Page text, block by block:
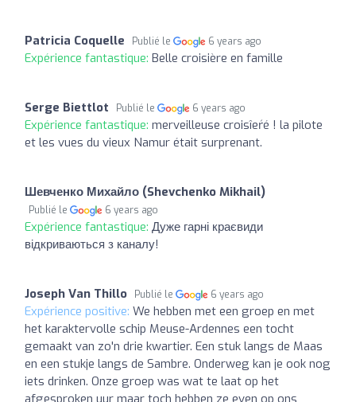
Patricia Coquelle Publié le 6 years ago
Expérience fantastique: Belle croisière en famille
Serge Biettlot Publié le 6 years ago
Expérience fantastique: merveilleuse croisîeŕé ! la pilote
et les vues du vieux Namur était surprenant.
Шевченко Михайло (Shevchenko Mikhail)
Publié le 6 years ago
Expérience fantastique: Дуже гарні краєвиди
відкриваються з каналу!
Joseph Van Thillo Publié le 6 years ago
Expérience positive: We hebben met een groep en met
het karaktervolle schip Meuse-Ardennes een tocht
gemaakt van zo'n drie kwartier. Een stuk langs de Maas
en een stukje langs de Sambre. Onderweg kan je ook nog
iets drinken. Onze groep was wat te laat op het
afgesproken uur maar toch hebben ze even op ons